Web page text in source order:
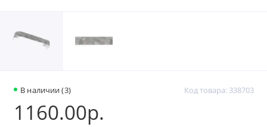
В наличии (3) Код товара: 338703
1160.00р.